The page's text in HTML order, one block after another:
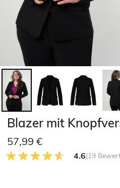
Blazer mit
57,99 €
4.6 von 5 Kundenrezensionen
4.6(19